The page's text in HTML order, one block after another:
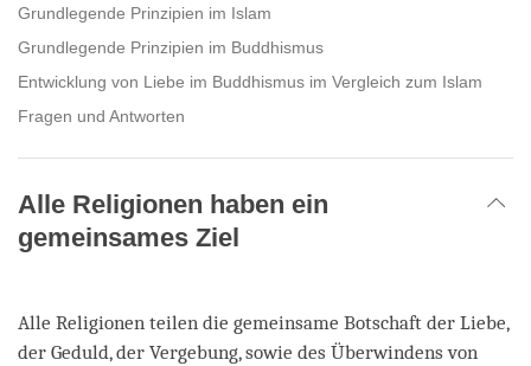
Grundlegende Prinzipien im Islam
Grundlegende Prinzipien im Buddhismus
Entwicklung von Liebe im Buddhismus im Vergleich zum Islam
Fragen und Antworten
Alle Religionen haben ein
gemeinsames Ziel
Alle Religionen teilen die gemeinsame Botschaft der Liebe,
der Geduld, der Vergebung, sowie des Überwindens von